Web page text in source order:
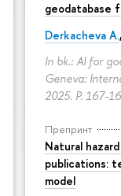
geodatabase
Derkacheva A.,
In bk.: AI for
Geneva:
2025. P. 167-
Препринт
Natural
publications:
model